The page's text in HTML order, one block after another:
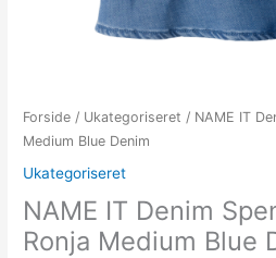
Forside / Ukategoriseret / NAME IT
Medium Blue Denim
Ukategoriseret
NAME IT Denim
Ronja Medium Blue